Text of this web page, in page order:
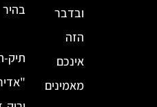
ובדבר
הזה
אינכם
מאמינים
בהיר